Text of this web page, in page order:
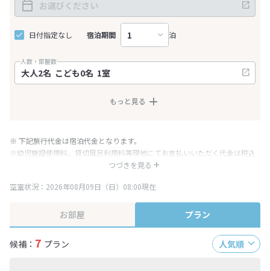
日付指定なし 宿泊期間 泊
人数・部屋数
もっと見る
つづきを見る
※ 下記旅行代金は宿泊代金となります。
※幼児施設使用料、貸切風呂利用料等現地にてお支払いいただく代金は税込
み表記となりますが、消費税増税に伴い代金が一部変更となる場合がござい
※表示されている旅行代金・プラン内容は一定時間ごとに更新されます。最
空室状況：2026年08月09日（日）08:00現在
お部屋 プラン
候補： 7 プラン 人気順